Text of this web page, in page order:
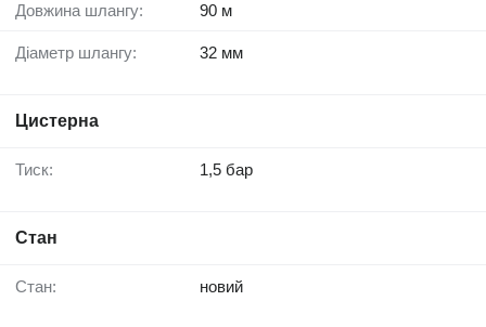
Довжина шлангу: 90 м
Діаметр шлангу: 32 мм
Цистерна
Тиск: 1,5 бар
Стан
Стан: новий